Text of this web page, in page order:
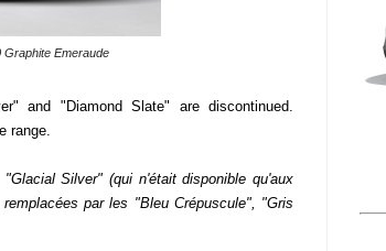
Graphite Emeraude
and "Diamond Slate" are discontinued.
range.
Silver" (qui n'était disponible qu'aux
par les "Bleu Crépuscule", "Gris